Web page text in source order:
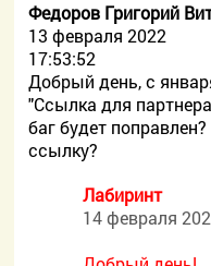
Федоров Григорий
13 февраля 2022
17:53:52
Добрый день, с
"Ссылка для
баг будет
ссылку?
Лабиринт
14 февраля